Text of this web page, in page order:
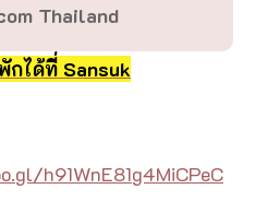
Thailand
กได้ที่ Sansuk
h91WnE81g4MiCPeC